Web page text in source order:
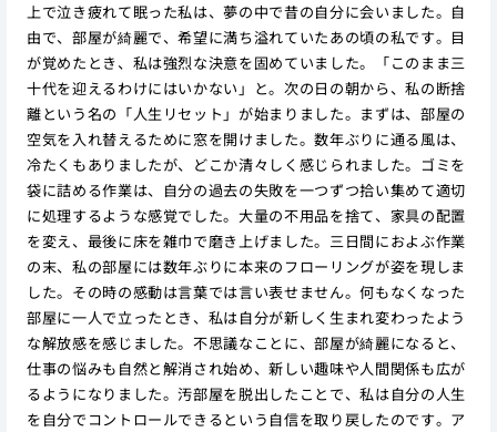
上で泣き疲れて眠った私は、夢の中で昔の自分に会いました。自
由で、部屋が綺麗で、希望に満ち溢れていたあの頃の私です。目
が覚めたとき、私は強烈な決意を固めていました。「このまま三
十代を迎えるわけにはいかない」と。次の日の朝から、私の断捨
離という名の「人生リセット」が始まりました。まずは、部屋の
空気を入れ替えるために窓を開けました。数年ぶりに通る風は、
冷たくもありましたが、どこか清々しく感じられました。ゴミを
袋に詰める作業は、自分の過去の失敗を一つずつ拾い集めて適切
に処理するような感覚でした。大量の不用品を捨て、家具の配置
を変え、最後に床を雑巾で磨き上げました。三日間におよぶ作業
の末、私の部屋には数年ぶりに本来のフローリングが姿を現しま
した。その時の感動は言葉では言い表せません。何もなくなった
部屋に一人で立ったとき、私は自分が新しく生まれ変わったよう
な解放感を感じました。不思議なことに、部屋が綺麗になると、
仕事の悩みも自然と解消され始め、新しい趣味や人間関係も広が
るようになりました。汚部屋を脱出したことで、私は自分の人生
を自分でコントロールできるという自信を取り戻したのです。ア